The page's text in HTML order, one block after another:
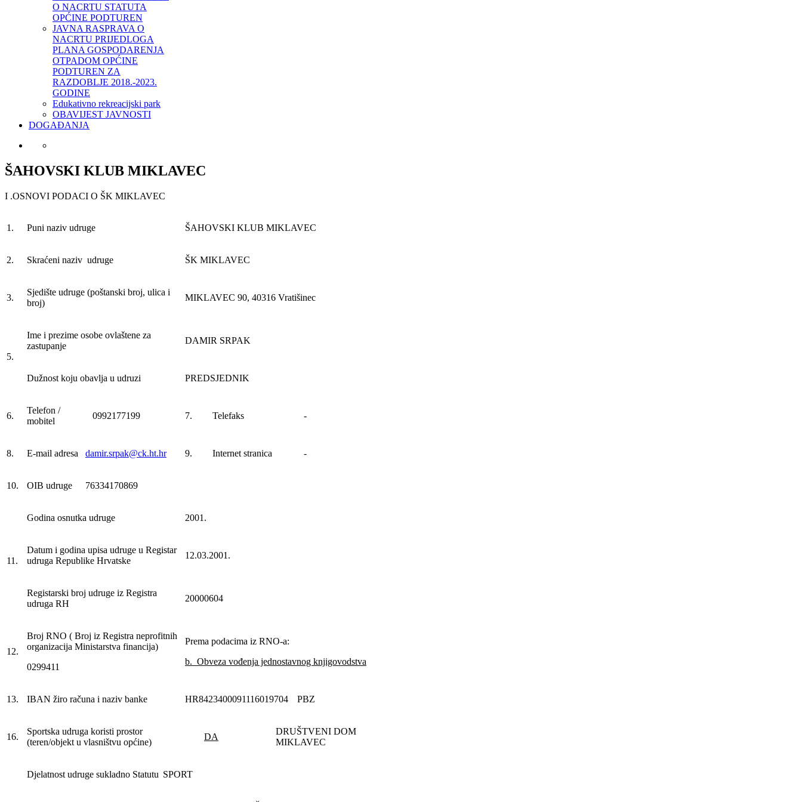
O NACRTU STATUTA
OPĆINE PODTUREN
JAVNA RASPRAVA O
NACRTU PRIJEDLOGA
PLANA GOSPODARENJA
OTPADOM OPĆINE
PODTUREN ZA
RAZDOBLJE 2018.-2023.
GODINE
Edukativno rekreacijski park
OBAVIJEST JAVNOSTI
DOGAĐANJA
ŠAHOVSKI KLUB MIKLAVEC
I .OSNOVI PODACI O ŠK MIKLAVEC
1. Puni naziv udruge ŠAHOVSKI KLUB MIKLAVEC
2. Skraćeni naziv udruge ŠK MIKLAVEC
3.
Sjedište udruge (poštanski broj, ulica i
broj)
MIKLAVEC 90, 40316 Vratišinec
5.
Ime i prezime osobe ovlaštene za
zastupanje
DAMIR SRPAK
Dužnost koju obavlja u udruzi PREDSJEDNIK
6.
Telefon /
mobitel
0992177199 7. Telefaks -
8. E-mail adresa damir.srpak@ck.ht.hr 9. Internet stranica -
10. OIB udruge 76334170869
11.
Godina osnutka udruge 2001.
Datum i godina upisa udruge u Registar
udruga Republike Hrvatske
12.03.2001.
Registarski broj udruge iz Registra
udruga RH
20000604
12.
Broj RNO ( Broj iz Registra neprofitnih
organizacija Ministarstva financija)
0299411
Prema podacima iz RNO-a:
b. Obveza vođenja jednostavnog knjigovodstva
13. IBAN žiro računa i naziv banke HR8423400091116019704 PBZ
16.
Sportska udruga koristi prostor
(teren/objekt u vlasništvu općine)
DA
DRUŠTVENI DOM
MIKLAVEC
Djelatnost udruge sukladno Statutu SPORT